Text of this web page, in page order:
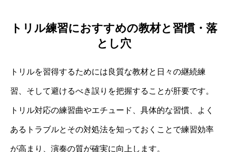
トリル練習におすすめの教材と習慣・落
とし穴
トリルを習得するためには良質な教材と日々の継続練
習、そして避けるべき誤りを把握することが肝要です。
トリル対応の練習曲やエチュード、具体的な習慣、よく
あるトラブルとその対処法を知っておくことで練習効率
が高まり、演奏の質が確実に向上します。